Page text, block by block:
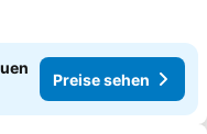
Preise sehen